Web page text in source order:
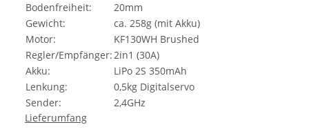
Bodenfreiheit:
20mm
Gewicht:
ca. 258g (mit Akku)
Motor:
KF130WH Brushed
Regler/Empfänger:2in1 (30A)
Akku:
LiPo 2S 350mAh
Lenkung:
0,5kg Digitalservo
Sender:
2,4GHz
Lieferumfang